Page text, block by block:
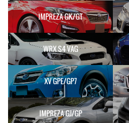
IMPREZA GK/GT
WRX S4 VAG
XV GPE/GP7
IMPREZA GJ/GP